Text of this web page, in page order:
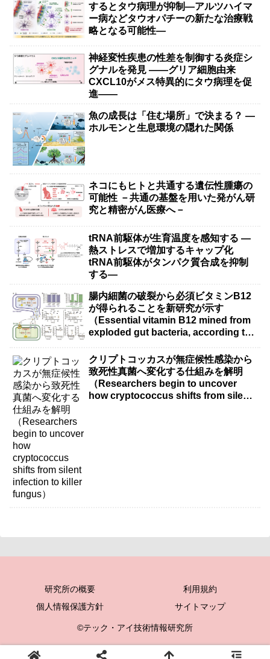
するとタウ病理が抑制―アルツハイマ
ー病などタウオパチーの新たな治療戦
略となる可能性―
神経変性疾患の性差を制御する炎症シ
グナルを発見 ――グリア細胞由来
CXCL10がメス特異的にタウ病理を促
進――
魚の成長は「住む場所」で決まる？ ―
ホルモンと生息環境の隠れた関係
ネコにもヒトと共通する遺伝性腫瘍の
可能性 －共通の基盤を用いた発がん研
究と精密がん医療へ－
tRNA前駆体が生育温度を感知する ―
熱ストレスで増加するキャップ化
tRNA前駆体がタンパク質合成を抑制
する―
腸内細菌の破裂から必須ビタミンB12
が得られることを新研究が示す
（Essential vitamin B12 mined from
exploded gut bacteria, according to
クリプトコッカスが無症候性感染から
致死性真菌へ変化する仕組みを解明
（Researchers begin to uncover
how cryptococcus shifts from silent
研究所の概要
利用規約
個人情報保護方針
サイトマップ
©テック・アイ技術情報研究所